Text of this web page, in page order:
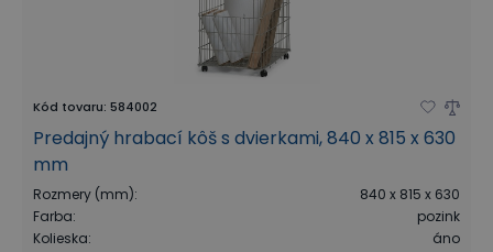
Kód tovaru: 584002
Predajný hrabací kôš s dvierkami, 840 x 815 x 630
mm
Rozmery (mm):
840 x 815 x 630
Farba:
pozink
Kolieska: áno